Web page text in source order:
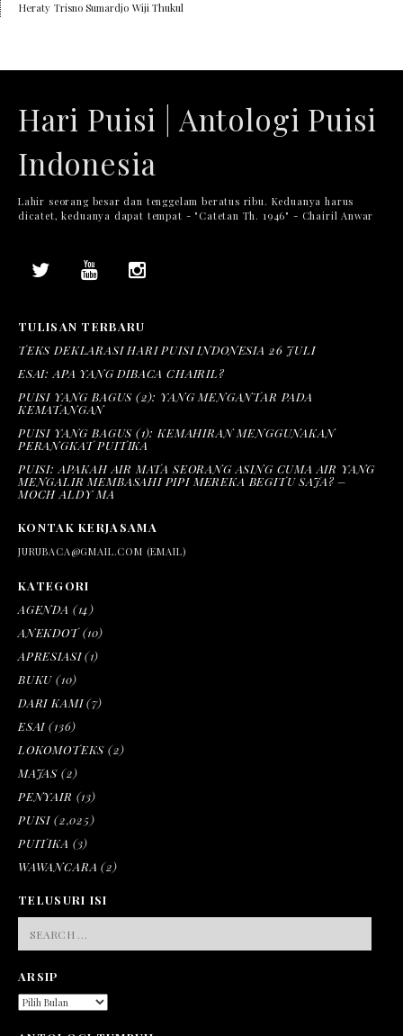
Heraty Trisno Sumardjo Wiji Thukul
Hari Puisi | Antologi Puisi
Indonesia
Lahir seorang besar dan tenggelam beratus ribu. Keduanya harus
dicatet, keduanya dapat tempat - "Catetan Th. 1946" - Chairil Anwar
TULISAN TERBARU
TEKS DEKLARASI HARI PUISI INDONESIA 26 JULI
ESAI: APA YANG DIBACA CHAIRIL?
PUISI YANG BAGUS (2): YANG MENGANTAR PADA
KEMATANGAN
PUISI YANG BAGUS (1): KEMAHIRAN MENGGUNAKAN
PERANGKAT PUITIKA
PUISI: APAKAH AIR MATA SEORANG ASING CUMA AIR YANG
MENGALIR MEMBASAHI PIPI MEREKA BEGITU SAJA? –
MOCH ALDY MA
KONTAK KERJASAMA
JURUBACA@GMAIL.COM (EMAIL)
KATEGORI
AGENDA (14)
ANEKDOT(10)
APRESIASI(1)
BUKU (10)
DARI KAMI(7)
ESAI (136)
LOKOMOTEKS (2)
MAJAS (2)
PENYAIR (13)
PUISI (2,025)
PUITIKA (3)
WAWANCARA (2)
TELUSURI ISI
FOR:
ARSIP
ARSIP